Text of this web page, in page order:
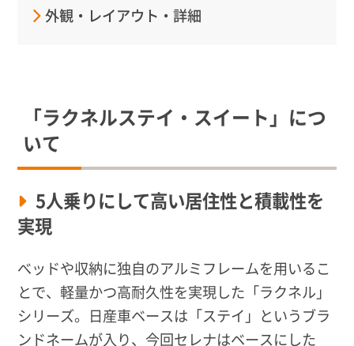
外観・レイアウト・詳細
「ラクネルステイ・スイート」につ
いて
5人乗りにして高い居住性と積載性を
実現
べッドや収納に独自のアルミフレームを用いるこ
とで、軽量かつ高耐久性を実現した「ラクネル」
シリーズ。日産車ベースは「ステイ」というブラ
ンドネームが入り、今回セレナはベースにした